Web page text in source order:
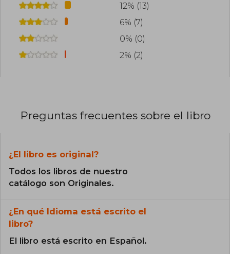
12% (13)
6% (7)
0% (0)
2% (2)
Preguntas frecuentes sobre el libro
¿El libro es original?
Todos los libros de nuestro
catálogo son Originales.
¿En qué Idioma está escrito el
libro?
El libro está escrito en Español.